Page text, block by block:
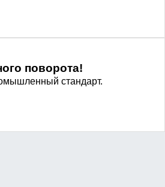
МАТЕРИАЛЫ ПО ВАШЕМУ
поворота!
стандарт.
НА РАССТОЯНИИ